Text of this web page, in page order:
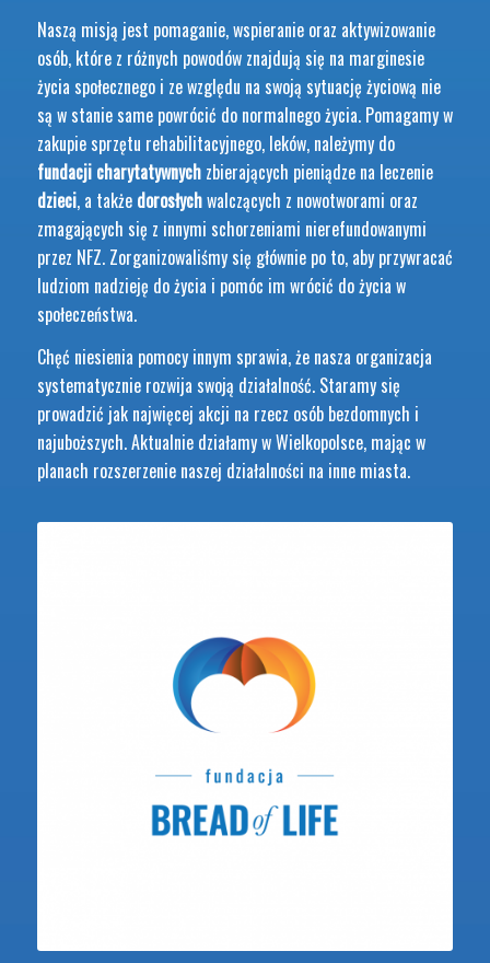
Naszą misją jest pomaganie, wspieranie oraz aktywizowanie
osób, które z różnych powodów znajdują się na marginesie
życia społecznego i ze względu na swoją sytuację życiową nie
są w stanie same powrócić do normalnego życia. Pomagamy w
zakupie sprzętu rehabilitacyjnego, leków, należymy do
fundacji charytatywnychzbierających pieniądze na leczenie
dzieci, a także dorosłychwalczących z nowotworami oraz
zmagających się z innymi schorzeniami nierefundowanymi
przez NFZ. Zorganizowaliśmy się głównie po to, aby przywracać
ludziom nadzieję do życia i pomóc im wrócić do życia w
społeczeństwa.
Chęć niesienia pomocy innym sprawia, że nasza organizacja
systematycznie rozwija swoją działalność. Staramy się
prowadzić jak najwięcej akcji na rzecz osób bezdomnych i
najuboższych. Aktualnie działamy w Wielkopolsce, mając w
planach rozszerzenie naszej działalności na inne miasta.